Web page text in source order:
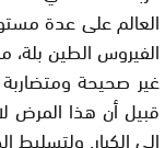
العالم على عدة
الفيروس الطين
غير صحيحة
قبيل أن هذا المرض